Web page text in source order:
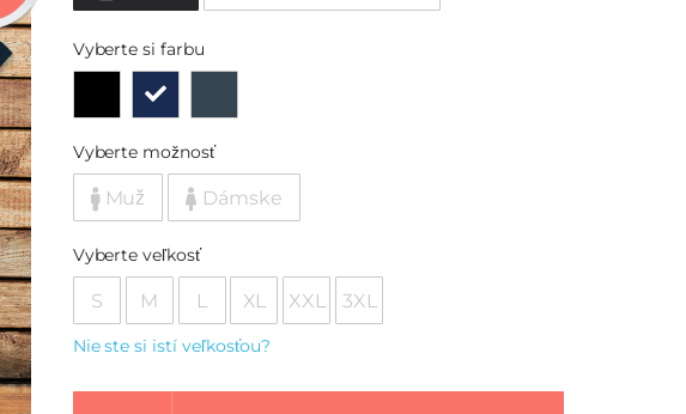
Vyberte si farbu
Vyberte možnosť
Muž Dámske
Vyberte veľkosť
S M L XL XXL 3XL
Nie ste si istí veľkosťou?